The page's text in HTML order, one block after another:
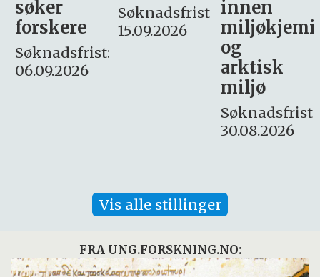
Søknadsfrist:
15.09.2026
innen
miljøkjemi
søker
– fast
Søknadsfrist:
16. august.
Vis alle stillinger
FRA UNG.FORSKNING.NO: